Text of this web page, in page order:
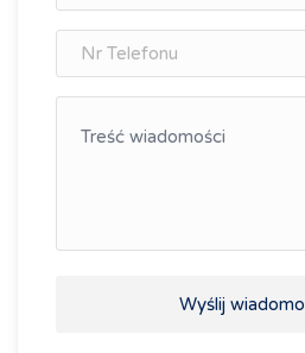
Wyślij